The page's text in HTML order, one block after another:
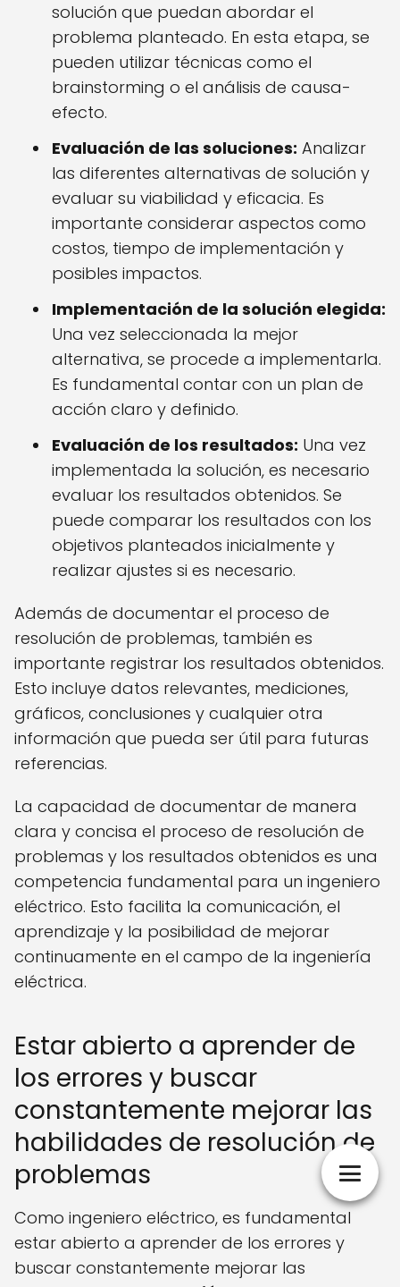
solución que puedan abordar el
problema planteado. En esta etapa, se
pueden utilizar técnicas como el
brainstorming o el análisis de causa-
efecto.
Evaluación de las soluciones: Analizar
las diferentes alternativas de solución y
evaluar su viabilidad y eficacia. Es
importante considerar aspectos como
costos, tiempo de implementación y
posibles impactos.
Implementación de la solución elegida:
Una vez seleccionada la mejor
alternativa, se procede a implementarla.
Es fundamental contar con un plan de
acción claro y definido.
Evaluación de los resultados: Una vez
implementada la solución, es necesario
evaluar los resultados obtenidos. Se
puede comparar los resultados con los
objetivos planteados inicialmente y
realizar ajustes si es necesario.
Además de documentar el proceso de
resolución de problemas, también es
importante registrar los resultados obtenidos.
Esto incluye datos relevantes, mediciones,
gráficos, conclusiones y cualquier otra
información que pueda ser útil para futuras
referencias.
La capacidad de documentar de manera
clara y concisa el proceso de resolución de
problemas y los resultados obtenidos es una
competencia fundamental para un ingeniero
eléctrico. Esto facilita la comunicación, el
aprendizaje y la posibilidad de mejorar
continuamente en el campo de la ingeniería
eléctrica.
Estar abierto a aprender de
los errores y buscar
constantemente mejorar las
habilidades de resolución de
problemas
Como ingeniero eléctrico, es fundamental
estar abierto a aprender de los errores y
buscar constantemente mejorar las